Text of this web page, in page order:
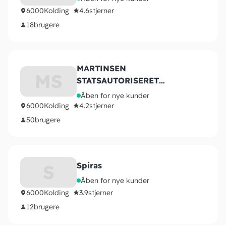
6000Kolding 4.6stjerner
18brugere
MARTINSEN
STATSAUTORISERET
REVISIONSPARTNERSELSKAB
Åben for nye kunder
6000Kolding 4.2stjerner
50brugere
Spiras
Åben for nye kunder
6000Kolding 3.9stjerner
12brugere